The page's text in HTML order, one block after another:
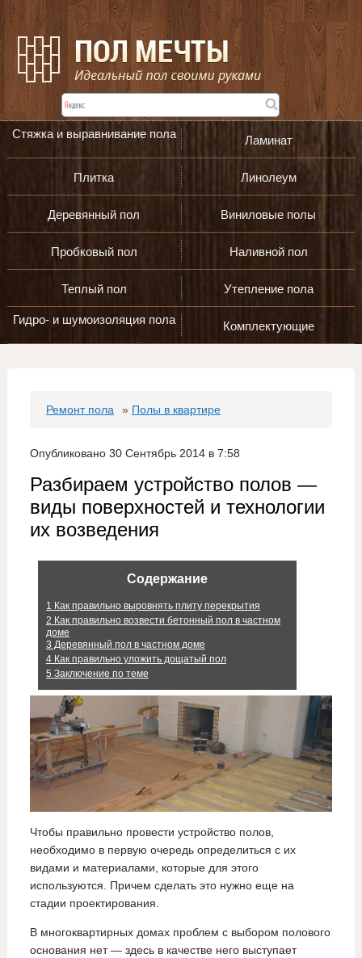
Стяжка и выравнивание пола Ламинат
Плитка Линолеум
Деревянный пол Виниловые полы
Пробковый пол Наливной пол
Теплый пол Утепление пола
Гидро- и шумоизоляция пола Комплектующие
Ремонт пола » Полы в квартире
Опубликовано 30 Сентябрь 2014 в 7:58
Разбираем устройство полов —
виды поверхностей и технологии
их возведения
Содержание
1 Как правильно выровнять плиту перекрытия
2 Как правильно возвести бетонный пол в частном
доме
3 Деревянный пол в частном доме
4Как правильно уложить дощатый пол
5 Заключение по теме
Чтобы правильно провести устройство полов,
необходимо в первую очередь определиться с их
видами и материалами, которые для этого
используются. Причем сделать это нужно еще на
стадии проектирования.
В многоквартирных домах проблем с выбором полового
основания нет — здесь в качестве него выступает